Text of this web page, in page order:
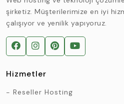
şirketiz. Müşterilerimize en iyi
çalışıyor ve yenilik yapıyoruz.
Hizmetler
Reseller Hosting